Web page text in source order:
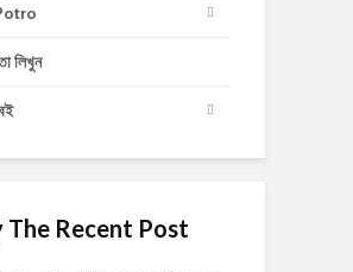
লিখুন
The Recent Post